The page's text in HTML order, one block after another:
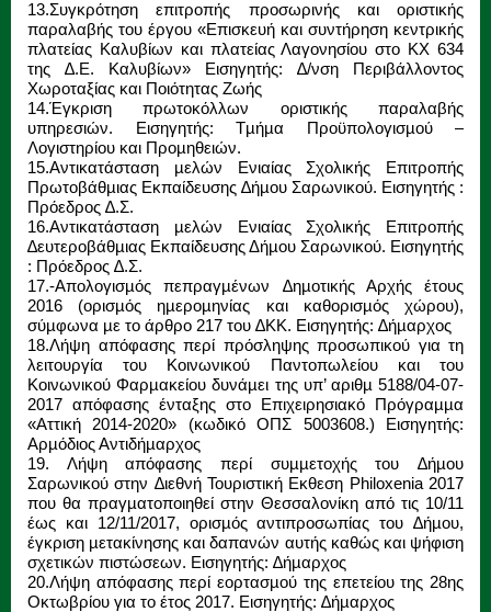
13.Συγκρότηση επιτροπής προσωρινής και οριστικής
παραλαβής του έργου «Επισκευή και συντήρηση κεντρικής
πλατείας Καλυβίων και πλατείας Λαγονησίου στο ΚΧ 634
της ∆.Ε. Καλυβίων» Εισηγητής: ∆/νση Περιβάλλοντος
Χωροταξίας και Ποιότητας Ζωής
14.Έγκριση πρωτοκόλλων οριστικής παραλαβής
υπηρεσιών. Εισηγητής: Τµήµα Προϋπολογισµού –
Λογιστηρίου και Προµηθειών.
15.Αντικατάσταση µελών Ενιαίας Σχολικής Επιτροπής
Πρωτοβάθµιας Εκπαίδευσης ∆ήµου Σαρωνικού. Εισηγητής :
Πρόεδρος ∆.Σ.
16.Αντικατάσταση µελών Ενιαίας Σχολικής Επιτροπής
∆ευτεροβάθµιας Εκπαίδευσης Δήµου Σαρωνικού. Εισηγητής
: Πρόεδρος ∆.Σ.
17.-Απολογισµός πεπραγµένων ∆ηµοτικής Αρχής έτους
2016 (ορισµός ηµεροµηνίας και καθορισµός χώρου),
σύµφωνα µε το άρθρο 217 του ∆ΚΚ. Εισηγητής: ∆ήµαρχος
18.Λήψη απόφασης περί πρόσληψης προσωπικού για τη
λειτουργία του Κοινωνικού Παντοπωλείου και του
Κοινωνικού Φαρµακείου δυνάµει της υπ’ αριθµ 5188/04-07-
2017 απόφασης ένταξης στο Επιχειρησιακό Πρόγραµµα
«Αττική 2014-2020» (κωδικό ΟΠΣ 5003608.) Εισηγητής:
Αρµόδιος Αντιδήµαρχος
19. Λήψη απόφασης περί συµµετοχής του ∆ήµου
Σαρωνικού στην ∆ιεθνή Τουριστική Εκθεση Philoxenia 2017
που θα πραγµατοποιηθεί στην Θεσσαλονίκη από τις 10/11
έως και 12/11/2017, ορισµός αντιπροσωπίας του ∆ήµου,
έγκριση µετακίνησης και δαπανών αυτής καθώς και ψήφιση
σχετικών πιστώσεων. Εισηγητής: ∆ήµαρχος
20.Λήψη απόφασης περί εορτασµού της επετείου της 28ης
Οκτωβρίου για το έτος 2017. Εισηγητής: ∆ήµαρχος